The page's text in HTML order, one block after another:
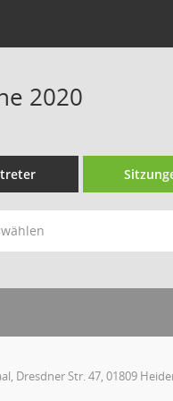
2020
Dresdner Str. 47, 01809